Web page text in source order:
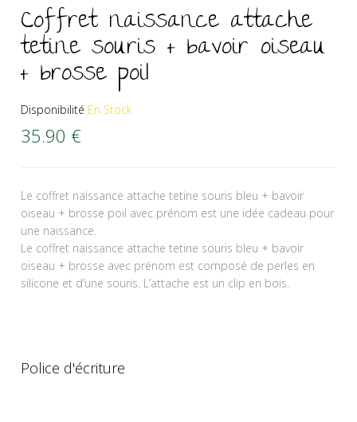
Coffret naissance attache
tetine souris + bavoir oiseau
+ brosse poil
Disponibilité En Stock
35.90 €
Le coffret naissance attache tetine souris bleu + bavoir
oiseau + brosse poil avec prénom est une idée cadeau pour
une naissance.
Le coffret naissance attache tetine souris bleu + bavoir
oiseau + brosse avec prénom est composé de perles en
silicone et d’une souris. L’attache est un clip en bois.
Police d'écriture